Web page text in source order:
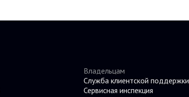
Владельцам
Служба клиентской поддержки
Сервисная инспекция